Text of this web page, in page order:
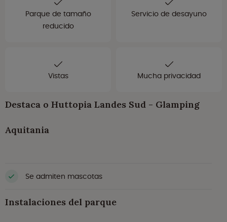
Parque de tamaño
reducido
Servicio de desayuno
Vistas Mucha privacidad
Destaca o Huttopia Landes Sud - Glamping
Aquitania
Se admiten mascotas
Instalaciones del parque